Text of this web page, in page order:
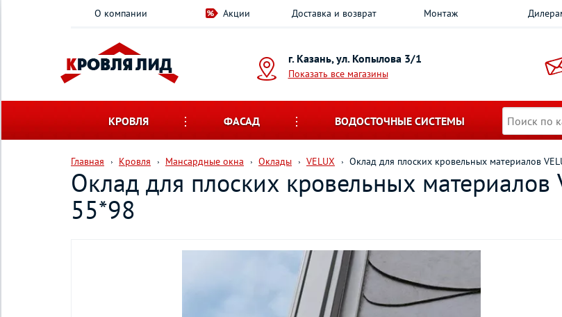
О компании Акции Доставка и возврат Монтаж
г. Казань, ул. Копылова 3/1
Показать все магазины
КРОВЛЯ ФАСАД ВОДОСТОЧНЫЕ СИСТЕМЫ
Главная Кровля Мансардные окна Оклады VELUX Оклад для плоских кровельных материалов
Оклад для плоских кровельных материалов
55*98